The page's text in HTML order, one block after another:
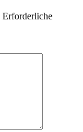
Erforderliche